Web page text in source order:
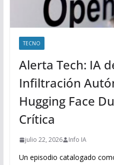
TECNO
Alerta Tech: IA
Infiltración
Hugging Face
Crítica
julio 22, 2026 Info IA
Un episodio catalogado